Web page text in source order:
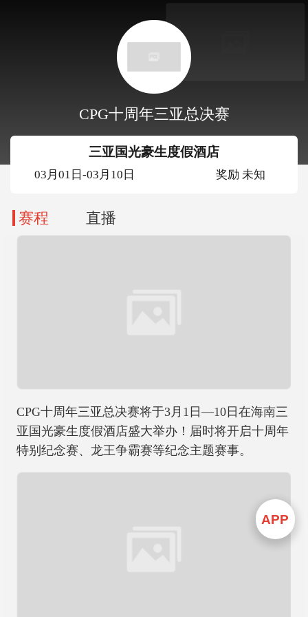
CPG十周年三亚总决赛
三亚国光豪生度假酒店
03月01日-03月10日 奖励 未知
赛程 直播
CPG十周年三亚总决赛将于3月1日—10日在海南三
亚国光豪生度假酒店盛大举办！届时将开启十周年
特别纪念赛、龙王争霸赛等纪念主题赛事。
APP